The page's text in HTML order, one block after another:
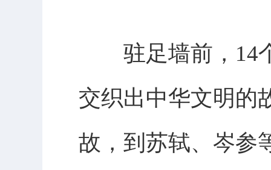
驻足墙前，14个
交织出中华文明的
故，到苏轼、岑参